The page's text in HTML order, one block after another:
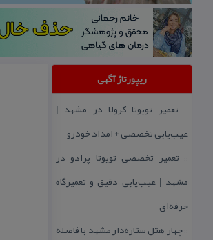
ریپورتاژ آگهی
:: تعمیر تویوتا كرولا در مشهد |
عیب‌یابی تخصصی + امداد خودرو
:: تعمیر تخصصی تویوتا پرادو در
مشهد | عیب‌یابی دقیق و تعمیرگاه
حرفه‌ای
::چهار هتل‌ ستاره‌دار مشهد با فاصله